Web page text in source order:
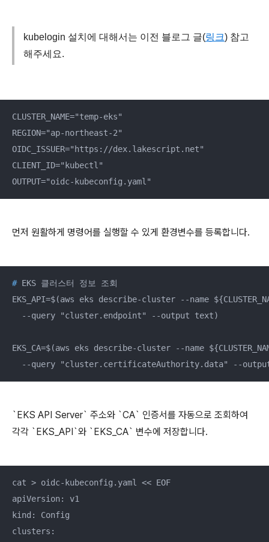
kubelogin 설치에 대해서는 이전 블로그 글(링크) 참고
해주세요.
CLUSTER_NAME="temp-eks"
REGION="ap-northeast-2"
OIDC_ISSUER="https://dex.lakescript.net"
CLIENT_ID="kubectl"
OUTPUT="oidc-kubeconfig.yaml"
먼저 원활하게 명령어를 실행할 수 있게 환경변수를 등록합니다.
# EKS 클러스터 정보 조회
EKS_API=$(aws eks describe-cluster --name
  --query "cluster.endpoint" --output text)
EKS_CA=$(aws eks describe-cluster --name
--query "cluster.certificateAuthority.data" --
`EKS API Server` 주소와 `CA` 인증서를 자동으로 조회하여
각각 `EKS_API`와 `EKS_CA` 변수에 저장합니다.
cat > oidc-kubeconfig.yaml << EOF
apiVersion: v1
kind: Config
clusters: